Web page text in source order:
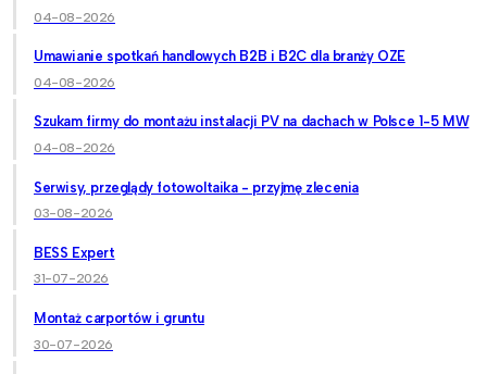
04-08-2026
Umawianie spotkań handlowych B2B i B2C dla branży OZE
04-08-2026
Szukam firmy do montażu instalacji PV na dachach w Polsce 1-5 MW
04-08-2026
Serwisy, przeglądy fotowoltaika - przyjmę zlecenia
03-08-2026
BESS Expert
31-07-2026
Montaż carportów i gruntu
30-07-2026